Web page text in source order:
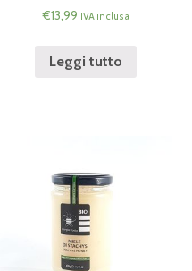
€13,99 IVA inclusa
Leggi tutto